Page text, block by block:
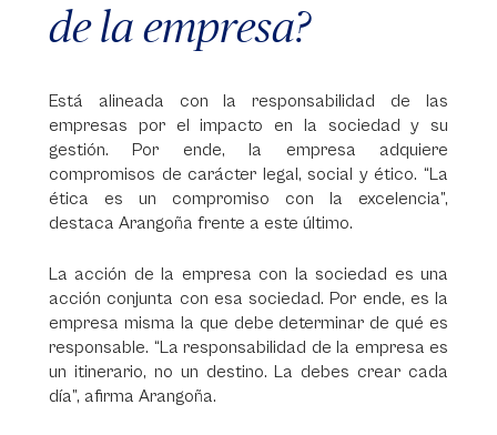
de la empresa?
Está alineada con la responsabilidad de las
empresas por el impacto en la sociedad y su
gestión. Por ende, la empresa adquiere
compromisos de carácter legal, social y ético. “La
ética es un compromiso con la excelencia”,
destaca Arangoña frente a este último.
La acción de la empresa con la sociedad es una
acción conjunta con esa sociedad. Por ende, es la
empresa misma la que debe determinar de qué es
responsable. “La responsabilidad de la empresa es
un itinerario, no un destino. La debes crear cada
día”, afirma Arangoña.